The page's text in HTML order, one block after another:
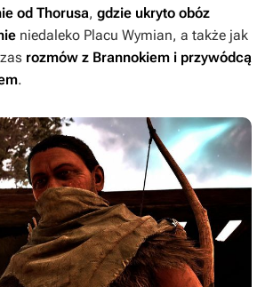
od Thorusa, gdzie ukryto obóz
niedaleko Placu Wymian, a także jak
rozmów z Brannokiem i przywódcą
.